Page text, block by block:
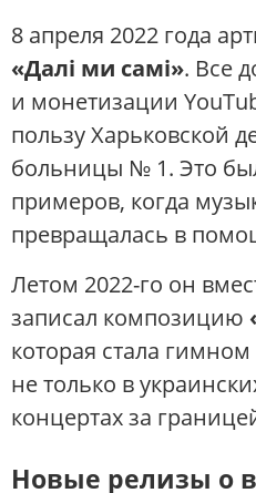
8 апреля 2022 года
«Далі ми самі». Все
и монетизации
пользу Харьковской
больницы № 1. Это
примеров, когда
превращалась в
Летом 2022-го он
записал композицию
которая стала
не только в
концертах за
Новые релизы о